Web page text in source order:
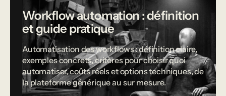
Workflow automation : définition
et guide pratique
Automatisation des workflows : définition claire,
exemples concrets, critères pour choisir quoi
automatiser, coûts réels et options techniques, de
la plateforme générique au sur mesure.